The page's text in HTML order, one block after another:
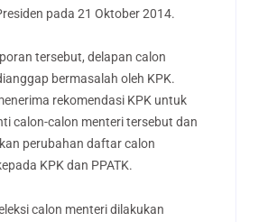
pada 21 Oktober 2014.
tersebut, delapan calon
bermasalah oleh KPK.
rekomendasi KPK untuk
calon-calon menteri tersebut dan
perubahan daftar calon
KPK dan PPATK.
calon menteri dilakukan